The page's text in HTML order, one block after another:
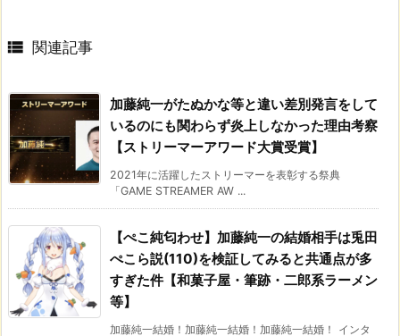
 関連記事
加藤純一がたぬかな等と違い差別発言をして
いるのにも関わらず炎上しなかった理由考察
【ストリーマーアワード大賞受賞】
2021年に活躍したストリーマーを表彰する祭典
「GAME STREAMER AW ...
【ぺこ純匂わせ】加藤純一の結婚相手は兎田
ぺこら説(110)を検証してみると共通点が多
すぎた件【和菓子屋・筆跡・二郎系ラーメン
等】
加藤純一結婚！加藤純一結婚！加藤純一結婚！ インタ